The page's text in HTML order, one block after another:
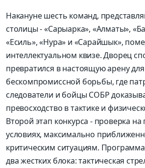
Накануне шесть команд,
столицы - «Сарыарка», «Алматы»,
«Есиль», «Нура» и «Сарайшык»,
интеллектуальном квизе. Дворец
превратился в настоящую арену для
бескомпромиссной борьбы, где
следователи и бойцы СОБР
превосходство в тактике и
Второй этап конкурса - проверка
условиях, максимально
критическим ситуациям.
два жестких блока: тактическая